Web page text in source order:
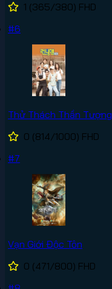
1 (365/380) FHD
#6
Thử Thách Thần Tượng
0 (814/1000) FHD
#7
Vạn Giới Độc Tôn
0 (471/800) FHD